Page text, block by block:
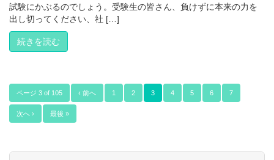
試験にかぶるのでしょう。受験生の皆さん、負けずに本来の力を
出し切ってください、社 […]
続きを読む
ページ 3 of 105 ‹ 前へ 1 2 3 4 5 6 7
次へ › 最後 »